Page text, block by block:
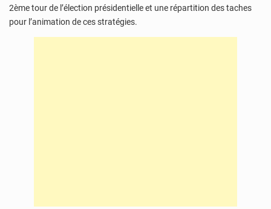
2ème tour de l’élection présidentielle et une répartition des taches
pour l’animation de ces stratégies.